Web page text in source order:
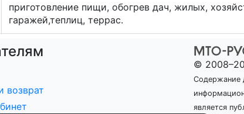
приготовление пищи, обогрев дач, жилых,
гаражей,теплиц, террас.
возврат
©
Содержание
является